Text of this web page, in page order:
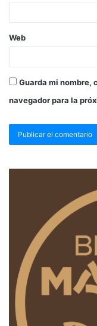
Web
Guarda mi nombre,
navegador para la